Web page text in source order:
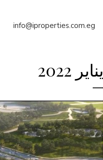
info@iproperties.com.eg
يناير 2022